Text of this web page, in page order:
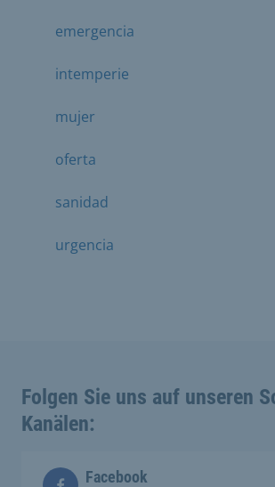
emergencia
intemperie
mujer
oferta
sanidad
urgencia
Folgen Sie uns auf unseren
Kanälen:
Facebook